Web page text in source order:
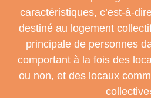
caractéristiques, c’est-à-
destiné au logement
principale de personnes
comportant à la fois des
ou non, et des locaux